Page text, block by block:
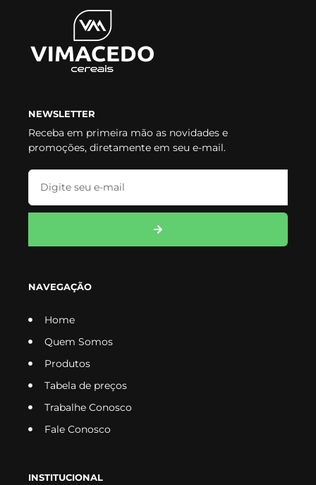
NEWSLETTER
Receba em primeira mão as novidades e
promoções, diretamente em seu e-mail.
NAVEGAÇÃO
Home
Quem Somos
Produtos
Tabela de preços
Trabalhe Conosco
Fale Conosco
INSTITUCIONAL